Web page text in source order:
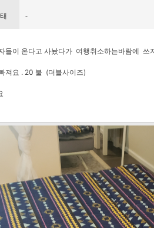
-
들이 온다고 사놨다가 여행취소하는바람에 쓰
져요 . 20 불 (더블사이즈)